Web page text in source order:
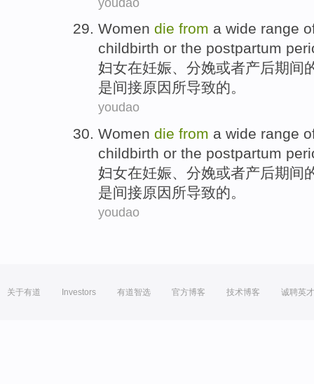
Women die from a wide range
childbirth or the postpartum
妇女在妊娠、 分娩或者产后期间
是间接原因所导致的。
youdao
Women die from a wide range
childbirth or the postpartum
妇女在妊娠、 分娩或者产后期间
是间接原因所导致的。
youdao
关于有道 Investors 有道智选 官方博客 技术博客 诚聘英才